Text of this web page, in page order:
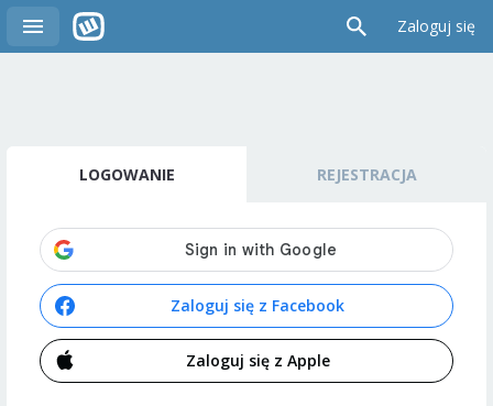
Zaloguj się
LOGOWANIE REJESTRACJA
Zaloguj się z Facebook
Zaloguj się z Apple